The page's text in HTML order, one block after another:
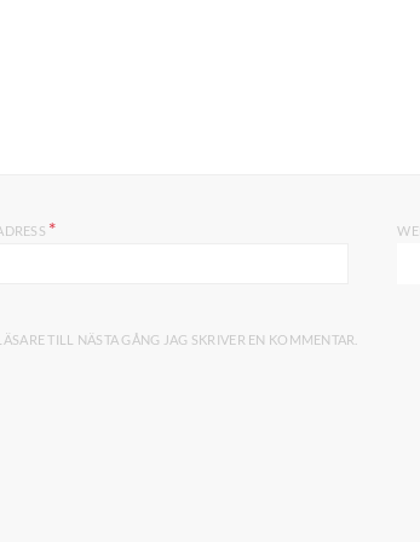
*
TILL NÄSTA GÅNG JAG SKRIVER EN KOMMENTAR.